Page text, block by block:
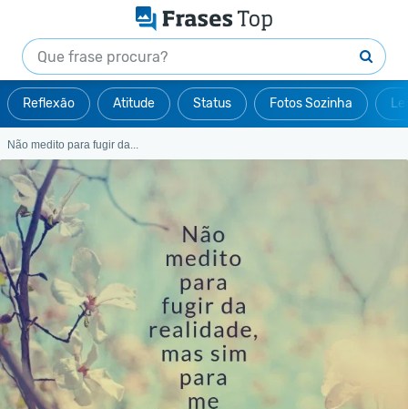
Reflexão Atitude Status Fotos Sozinha
Não medito para fugir da...